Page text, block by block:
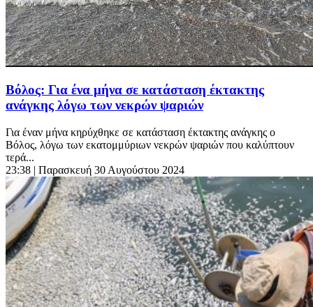
Βόλος: Για ένα μήνα σε κατάσταση έκτακτης
ανάγκης λόγω των νεκρών ψαριών
Για έναν μήνα κηρύχθηκε σε κατάσταση έκτακτης ανάγκης ο
Βόλος, λόγω των εκατομμύριων νεκρών ψαριών που καλύπτουν
τερά...
23:38 | Παρασκευή 30 Αυγούστου 2024